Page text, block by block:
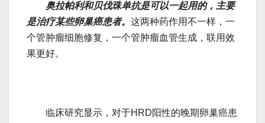
奥拉帕利和贝伐珠单抗是可以一起用的，主要
是治疗某些卵巢癌患者。 这两种药作用不一样，一
个管肿瘤细胞修复，一个管肿瘤血管生成，联用效
果更好。
临床研究显示，对于HRD阳性的晚期卵巢癌患